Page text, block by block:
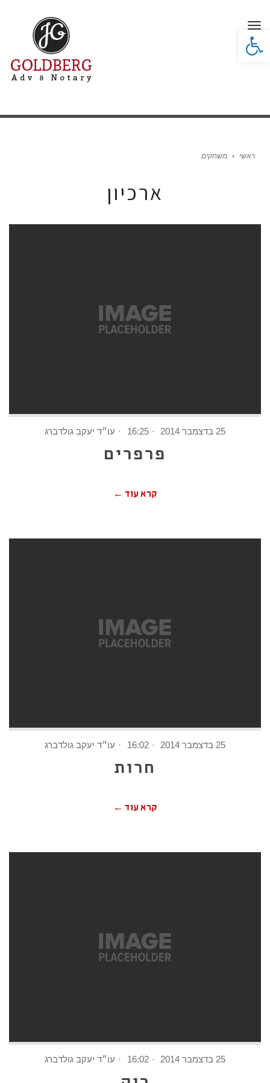
פתח סרגל נגישות
תפריט
ראשי › משחקים
ארכיון
25 בדצמבר 2014 16:25 עו״ד יעקב גולדברג
פרפרים
קרא עוד ←
25 בדצמבר 2014 16:02 עו״ד יעקב גולדברג
חרות
קרא עוד ←
25 בדצמבר 2014 16:02 עו״ד יעקב גולדברג